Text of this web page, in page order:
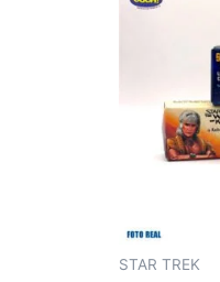
STAR TREK